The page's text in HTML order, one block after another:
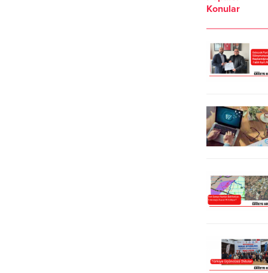
Ekoloji dersi ve Yabancı dil eğitimi
bilgi veren Feride Mutlu, ilk
hedeflerinin konuşmaktan
çekinmeyen çocuklar yetiştirmek
Konular